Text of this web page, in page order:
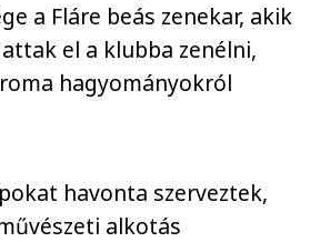
a Fláre beás zenekar, akik
el a klubba zenélni,
hagyományokról
havonta szerveztek,
alkotás